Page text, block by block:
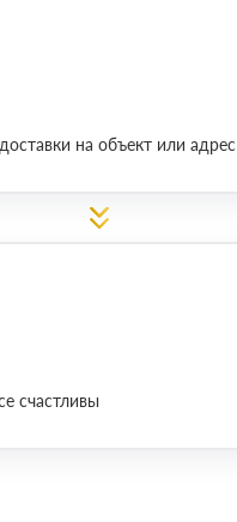
на объект или адрес
счастливы